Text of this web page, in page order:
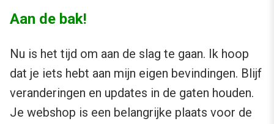
Aan de bak!
Nu is het tijd om aan de slag te gaan. Ik hoop
dat je iets hebt aan mijn eigen bevindingen. Blijf
veranderingen en updates in de gaten houden.
Je webshop is een belangrijke plaats voor de